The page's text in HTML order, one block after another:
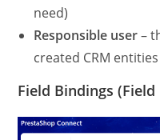
need)
Responsible user–
created CRM entities
Field Bindings